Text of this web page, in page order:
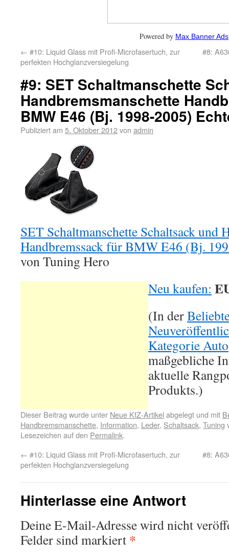
Powered by Max Banner Ads
← #10: Liquid Glass mit Profi-Microfasertuch, zur
perfekten Hochglanzversiegelung
#8:
#9: SET Schaltmanschette
Handbremsmanschette
BMW E46 (Bj. 1998-2005)
Publiziert am 5. Oktober 2012von admin
SET Schaltmanschette Schaltsack und
Handbremssack für BMW E46 (Bj.
von Tuning Hero
Neu kaufen:
(In der
Kategorie Auto
maßgebliche
aktuelle
Produkts.)
Dieser Beitrag wurde unter Neue KfZ-Artikel abgelegt und mit
Handbremsmanschette, Information, Leder, Schaltsack, Tuning
Lesezeichen auf den Permalink.
← #10: Liquid Glass mit Profi-Microfasertuch, zur
perfekten Hochglanzversiegelung
#8:
Hinterlasse eine Antwort
Deine E-Mail-Adresse wird nicht
Felder sind markiert *